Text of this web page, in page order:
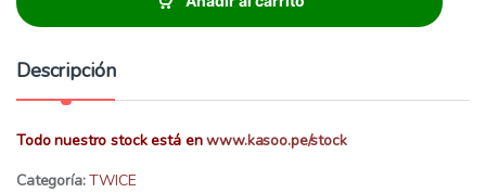
d
Descripción
Todo nuestro stock está enwww.kasoo.pe/stock
Categoría:TWICE